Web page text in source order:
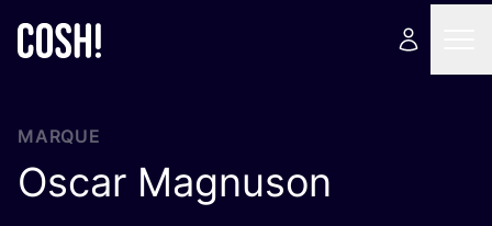
MARQUE
Oscar Magnuson